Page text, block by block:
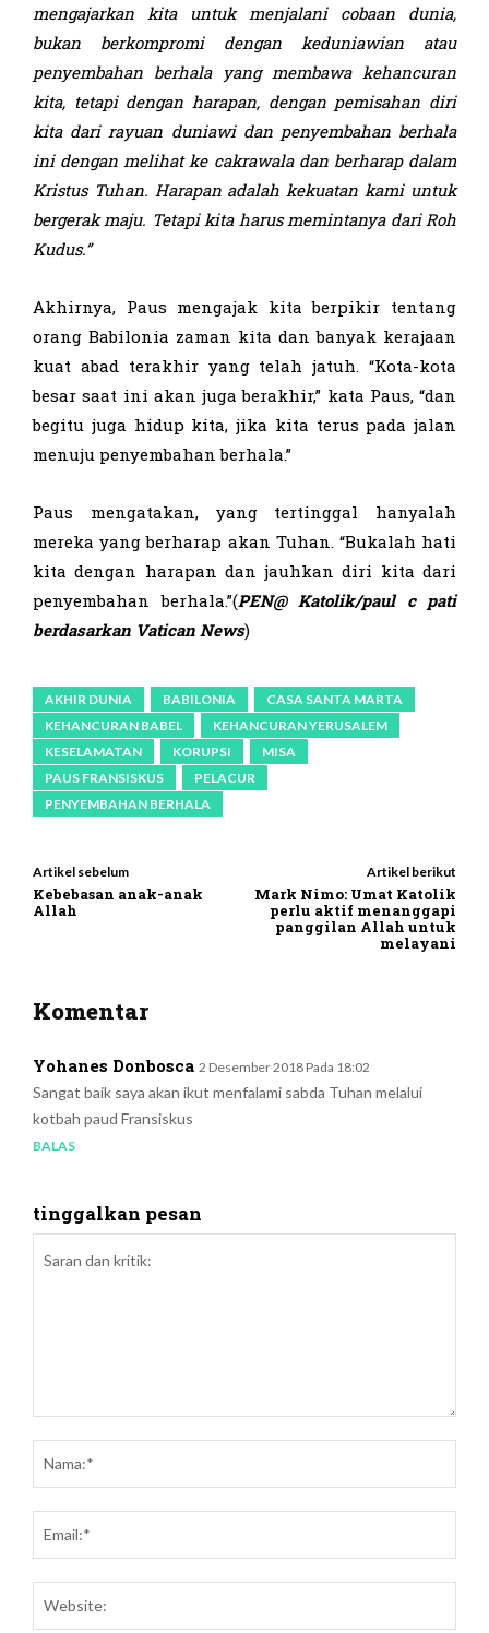
mengajarkan kita untuk menjalani cobaan dunia,
bukan berkompromi dengan keduniawian atau
penyembahan berhala yang membawa kehancuran
kita, tetapi dengan harapan, dengan pemisahan diri
kita dari rayuan duniawi dan penyembahan berhala
ini dengan melihat ke cakrawala dan berharap dalam
Kristus Tuhan. Harapan adalah kekuatan kami untuk
bergerak maju. Tetapi kita harus memintanya dari Roh
Kudus.”
Akhirnya, Paus mengajak kita berpikir tentang
orang Babilonia zaman kita dan banyak kerajaan
kuat abad terakhir yang telah jatuh. “Kota-kota
besar saat ini akan juga berakhir,” kata Paus, “dan
begitu juga hidup kita, jika kita terus pada jalan
menuju penyembahan berhala.”
Paus mengatakan, yang tertinggal hanyalah
mereka yang berharap akan Tuhan. “Bukalah hati
kita dengan harapan dan jauhkan diri kita dari
penyembahan berhala.”(PEN@ Katolik/paul c pati
berdasarkan Vatican News)
AKHIR DUNIA BABILONIA
CASA SANTA MARTA
KEHANCURAN BABEL
KEHANCURAN YERUSALEM
KESELAMATAN
KORUPSI
MISA
PAUS FRANSISKUS
PELACUR
PENYEMBAHAN BERHALA
Artikel sebelum
Kebebasan anak-anak
Allah
Artikel berikut
Mark Nimo: Umat Katolik
perlu aktif menanggapi
panggilan Allah untuk
melayani
Komentar
Yohanes Donbosca 2 Desember 2018 Pada 18:02
Sangat baik saya akan ikut menfalami sabda Tuhan melalui
kotbah paud Fransiskus
BALAS
tinggalkan pesan
kritik: